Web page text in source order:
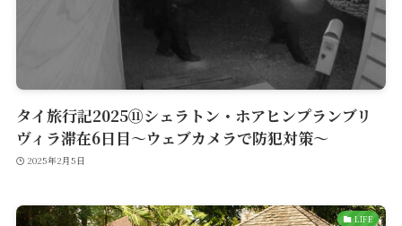
タイ旅行記2025⑪シェラトン・ホアヒンプランブリ
ヴィラ滞在6日目〜ウェブカメラで防犯対策〜
2025年2月5日
LIFE